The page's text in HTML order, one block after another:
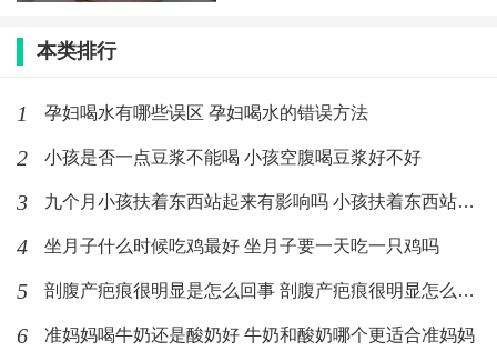
子发紧发硬怎么回事
(269)人喜欢 2020-02-21
小孩裸睡好还是穿衣服睡好 小孩几岁适
本类排行
1 孕妇喝水有哪些误区 孕妇喝水的错误方法
2 小孩是否一点豆浆不能喝 小孩空腹喝豆浆好不好
3 九个月小孩扶着东西站起来有影响吗 小孩扶着东西站起来要注意什
4 坐月子什么时候吃鸡最好 坐月子要一天吃一只鸡吗
5 剖腹产疤痕很明显是怎么回事 剖腹产疤痕很明显怎么消除
6 准妈妈喝牛奶还是酸奶好 牛奶和酸奶哪个更适合准妈妈